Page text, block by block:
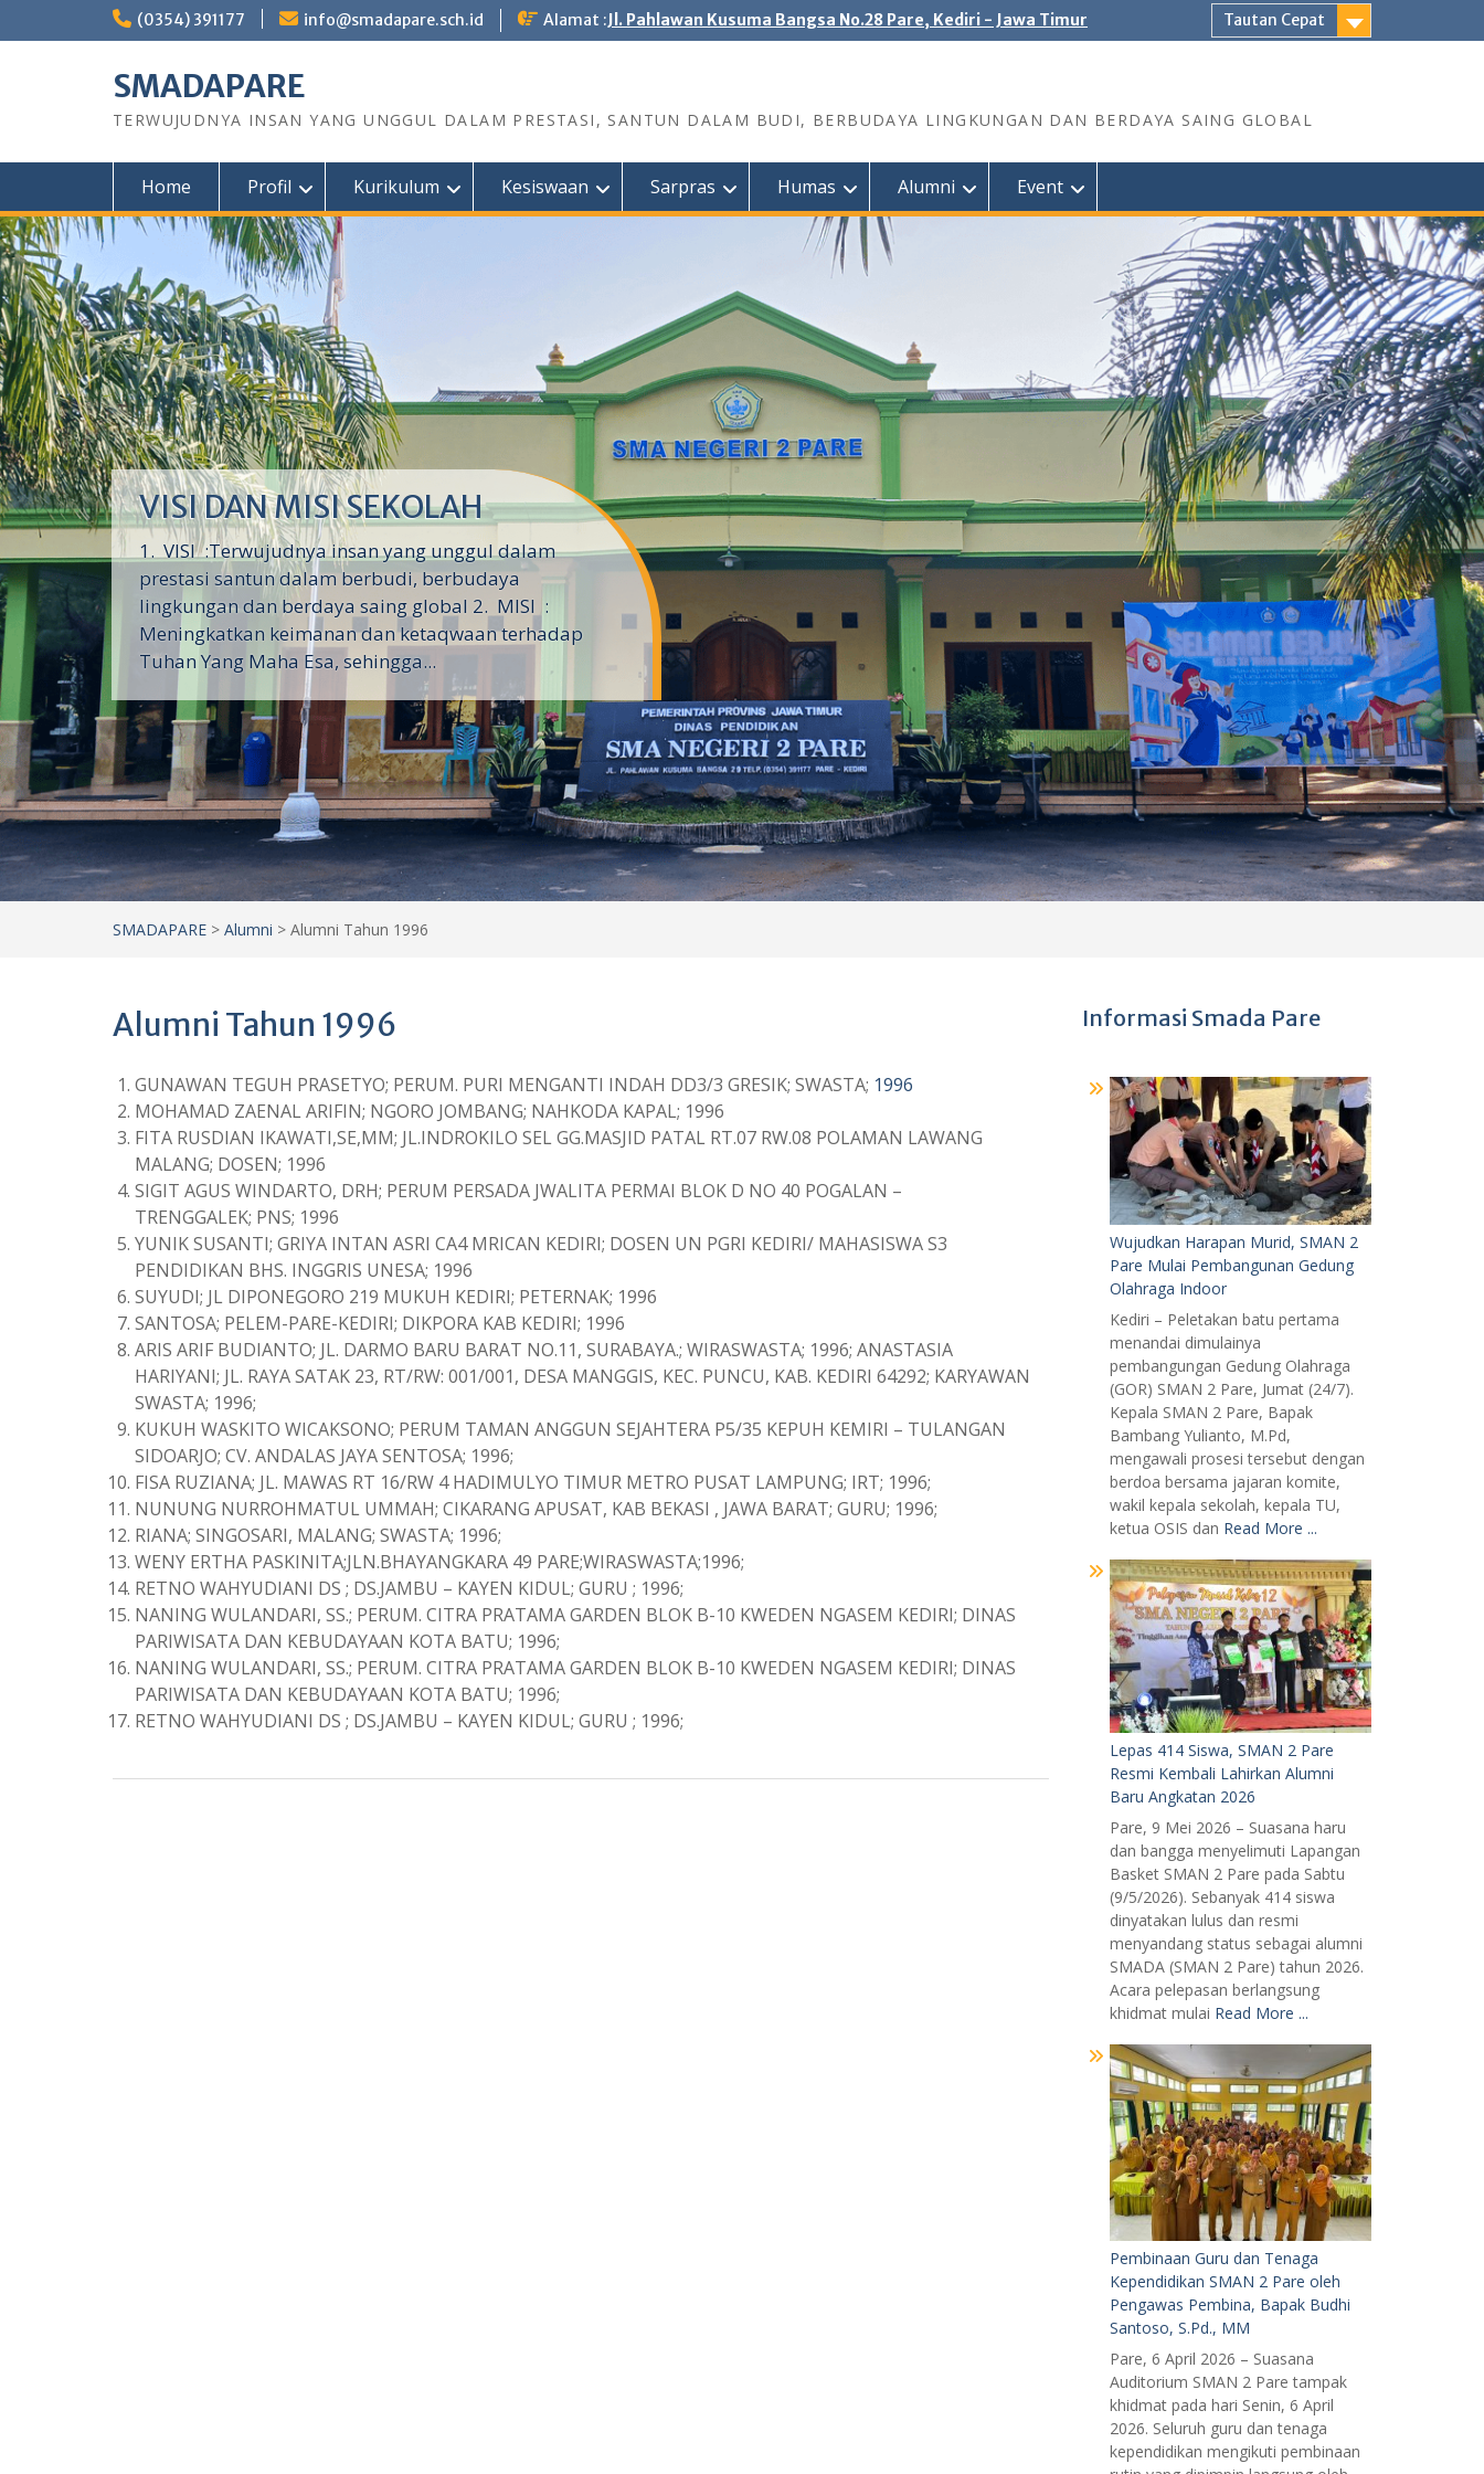
(0354) 391177 info@smadapare.sch.id Alamat :Jl. Pahlawan Kusuma Bangsa No.28 Pare, Kediri - Jawa Timur Tautan Cepat
SMADAPARE
TERWUJUDNYA INSAN YANG UNGGUL DALAM PRESTASI, SANTUN DALAM BUDI, BERBUDAYA LINGKUNGAN DAN BERDAYA SAING GLOBAL
Home Profil Kurikulum Kesiswaan Sarpras Humas Alumni Event
VISI DAN MISI SEKOLAH
1. VISI :Terwujudnya insan yang unggul dalam
prestasi santun dalam berbudi, berbudaya
lingkungan dan berdaya saing global 2. MISI :
Meningkatkan keimanan dan ketaqwaan terhadap
Tuhan Yang Maha Esa, sehingga...
SMADAPARE > Alumni > Alumni Tahun 1996
Alumni Tahun 1996
GUNAWAN TEGUH PRASETYO; PERUM. PURI MENGANTI INDAH DD3/3 GRESIK; SWASTA; 1996
MOHAMAD ZAENAL ARIFIN; NGORO JOMBANG; NAHKODA KAPAL; 1996
FITA RUSDIAN IKAWATI,SE,MM; JL.INDROKILO SEL GG.MASJID PATAL RT.07 RW.08 POLAMAN LAWANG
MALANG; DOSEN; 1996
SIGIT AGUS WINDARTO, DRH; PERUM PERSADA JWALITA PERMAI BLOK D NO 40 POGALAN –
TRENGGALEK; PNS; 1996
YUNIK SUSANTI; GRIYA INTAN ASRI CA4 MRICAN KEDIRI; DOSEN UN PGRI KEDIRI/ MAHASISWA S3
PENDIDIKAN BHS. INGGRIS UNESA; 1996
SUYUDI; JL DIPONEGORO 219 MUKUH KEDIRI; PETERNAK; 1996
SANTOSA; PELEM-PARE-KEDIRI; DIKPORA KAB KEDIRI; 1996
ARIS ARIF BUDIANTO; JL. DARMO BARU BARAT NO.11, SURABAYA.; WIRASWASTA; 1996; ANASTASIA
HARIYANI; JL. RAYA SATAK 23, RT/RW: 001/001, DESA MANGGIS, KEC. PUNCU, KAB. KEDIRI 64292; KARYAWAN
SWASTA; 1996;
KUKUH WASKITO WICAKSONO; PERUM TAMAN ANGGUN SEJAHTERA P5/35 KEPUH KEMIRI – TULANGAN
SIDOARJO; CV. ANDALAS JAYA SENTOSA; 1996;
FISA RUZIANA; JL. MAWAS RT 16/RW 4 HADIMULYO TIMUR METRO PUSAT LAMPUNG; IRT; 1996;
NUNUNG NURROHMATUL UMMAH; CIKARANG APUSAT, KAB BEKASI , JAWA BARAT; GURU; 1996;
RIANA; SINGOSARI, MALANG; SWASTA; 1996;
WENY ERTHA PASKINITA;JLN.BHAYANGKARA 49 PARE;WIRASWASTA;1996;
RETNO WAHYUDIANI DS ; DS.JAMBU – KAYEN KIDUL; GURU ; 1996;
NANING WULANDARI, SS.; PERUM. CITRA PRATAMA GARDEN BLOK B-10 KWEDEN NGASEM KEDIRI; DINAS
PARIWISATA DAN KEBUDAYAAN KOTA BATU; 1996;
NANING WULANDARI, SS.; PERUM. CITRA PRATAMA GARDEN BLOK B-10 KWEDEN NGASEM KEDIRI; DINAS
PARIWISATA DAN KEBUDAYAAN KOTA BATU; 1996;
RETNO WAHYUDIANI DS ; DS.JAMBU – KAYEN KIDUL; GURU ; 1996;
Informasi Smada Pare
Wujudkan Harapan Murid, SMAN 2
Pare Mulai Pembangunan Gedung
Olahraga Indoor
Kediri – Peletakan batu pertama
menandai dimulainya
pembangungan Gedung Olahraga
(GOR) SMAN 2 Pare, Jumat (24/7).
Kepala SMAN 2 Pare, Bapak
Bambang Yulianto, M.Pd,
mengawali prosesi tersebut dengan
berdoa bersama jajaran komite,
wakil kepala sekolah, kepala TU,
ketua OSIS dan Read More ...
Lepas 414 Siswa, SMAN 2 Pare
Resmi Kembali Lahirkan Alumni
Baru Angkatan 2026
Pare, 9 Mei 2026 – Suasana haru
dan bangga menyelimuti Lapangan
Basket SMAN 2 Pare pada Sabtu
(9/5/2026). Sebanyak 414 siswa
dinyatakan lulus dan resmi
menyandang status sebagai alumni
SMADA (SMAN 2 Pare) tahun 2026.
Acara pelepasan berlangsung
khidmat mulai Read More ...
Pembinaan Guru dan Tenaga
Kependidikan SMAN 2 Pare oleh
Pengawas Pembina, Bapak Budhi
Santoso, S.Pd., MM
Pare, 6 April 2026 – Suasana
Auditorium SMAN 2 Pare tampak
khidmat pada hari Senin, 6 April
2026. Seluruh guru dan tenaga
kependidikan mengikuti pembinaan